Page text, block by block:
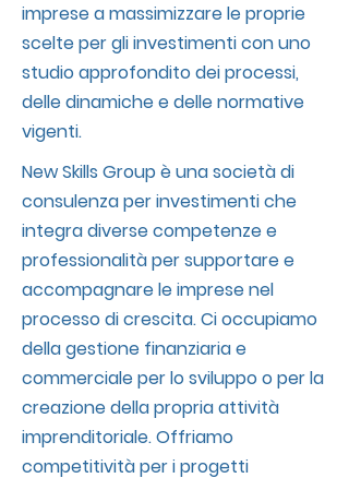
imprese a massimizzare le proprie
scelte per gli investimenti con uno
studio approfondito dei processi,
delle dinamiche e delle normative
vigenti.
New Skills Group è una società di
consulenza per investimenti che
integra diverse competenze e
professionalità per supportare e
accompagnare le imprese nel
processo di crescita. Ci occupiamo
della gestione finanziaria e
commerciale per lo sviluppo o per la
creazione della propria attività
imprenditoriale. Offriamo
competitività per i progetti